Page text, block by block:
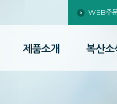
제품소개 복산소
WEB주